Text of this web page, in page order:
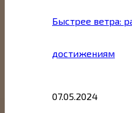
Быстрее ветра:
достижениям
07.05.2024